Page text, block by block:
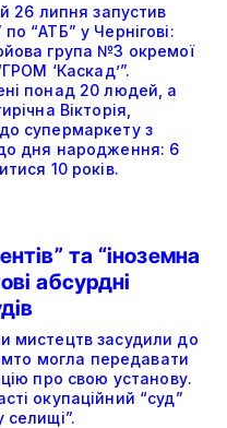
26 липня запустив
“АТБ” у Чернігові:
група №3 окремої
‘Каскад’”.
понад 20 людей, а
Вікторія,
супермаркету з
дня народження: 6
10 років.
та “іноземна
абсурдні
мистецтв засудили до
могла передавати
про свою установу.
окупаційний “суд”
селищі”.